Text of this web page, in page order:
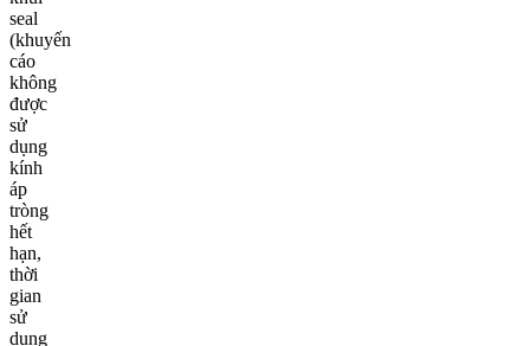
seal
(khuyến
cáo
không
được
sử
dụng
kính
áp
tròng
hết
hạn,
thời
gian
sử
dụng